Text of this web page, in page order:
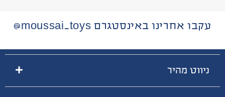
עקבו אחרינו באינסטגרם moussai_toys@
ניווט מהיר